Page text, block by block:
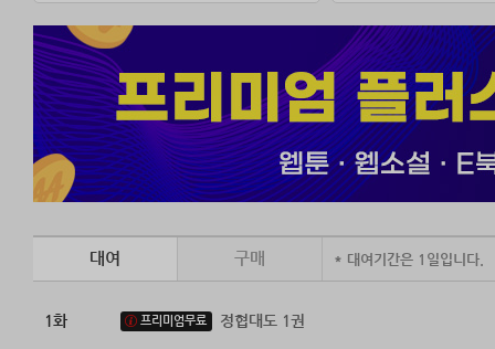
대여 구매 * 대여기간은 1일입니다.
1화 프리미엄무료 정협대도 1권